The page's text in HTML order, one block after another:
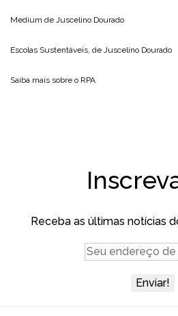
Medium de Juscelino Dourado
Escolas Sustentáveis, de Juscelino Dourado
Saiba mais sobre o RPA
Receba as últimas notícias